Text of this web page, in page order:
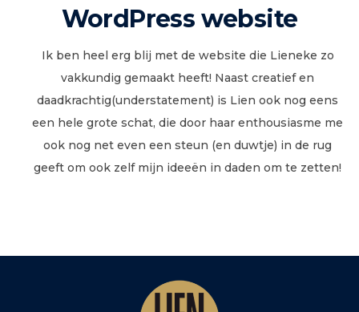
WordPress website
Ik ben heel erg blij met de website die Lieneke zo
vakkundig gemaakt heeft! Naast creatief en
daadkrachtig(understatement) is Lien ook nog eens
een hele grote schat, die door haar enthousiasme me
ook nog net even een steun (en duwtje) in de rug
geeft om ook zelf mijn ideeën in daden om te zetten!